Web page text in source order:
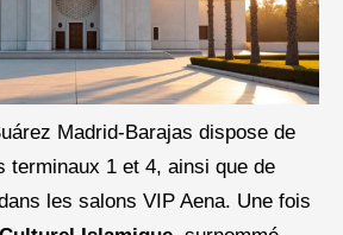
Madrid-Barajas dispose de
terminaux 1 et 4, ainsi que de
les salons VIP Aena. Une fois